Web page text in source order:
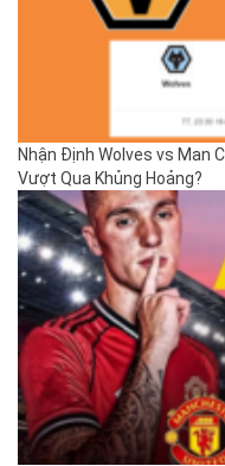
Nhận Định Wolves vs Man
Vượt Qua Khủng Hoảng?